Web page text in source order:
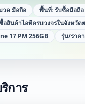
วดมือถือ พื้นที่:รับซื้อมือถื
อสินค้าไอทีครบวงจรในจังหวัด
17 PM 256GB รุ่น/ราค
การ